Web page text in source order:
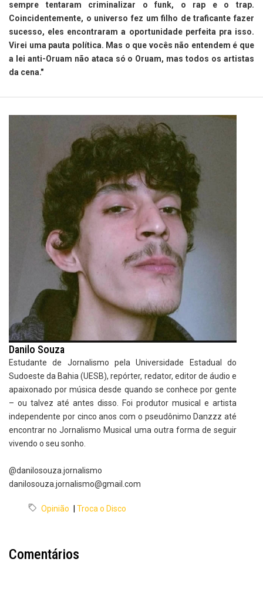
sempre tentaram criminalizar o funk, o rap e o trap.
Coincidentemente, o universo fez um filho de traficante fazer
sucesso, eles encontraram a oportunidade perfeita pra isso.
Virei uma pauta política. Mas o que vocês não entendem é que
a lei anti-Oruam não ataca só o Oruam, mas todos os artistas
da cena."
Danilo Souza
Estudante de Jornalismo pela Universidade Estadual do
Sudoeste da Bahia (UESB), repórter, redator, editor de áudio e
apaixonado por música desde quando se conhece por gente
– ou talvez até antes disso. Foi produtor musical e artista
independente por cinco anos com o pseudônimo Danzzz até
encontrar no Jornalismo Musical uma outra forma de seguir
vivendo o seu sonho.
@danilosouza.jornalismo
danilosouza.jornalismo@gmail.com
Opinião Troca o Disco
Comentários